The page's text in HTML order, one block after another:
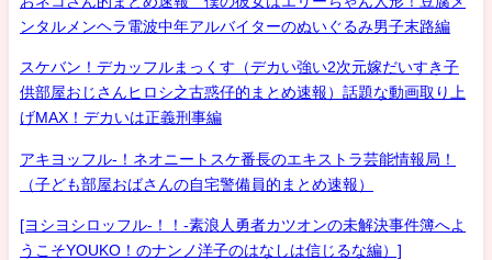
ンタルメンヘラ電波中年アルバイターのぬいぐるみ男子末路編
スケバン！デカッフルまっくす（デカい強い2次元嫁だいすき子
供部屋おじさんヒロシ之古惑仔的まとめ速報）話題な動画取り上
げMAX！デカいは正義刑事編
アキヨッフル-！ネオニートスケ番長のエキストラ芸能情報局！
（子ども部屋おばさんの自宅警備員的まとめ速報）
[ヨシヨシロッフル-！！-素浪人勇者カツオンの未解決事件簿へよ
うこそYOUKO！のナンノ洋子のはなしは信じるな編）]